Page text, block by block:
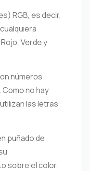
RGB, es decir,
Verde y
números
no hay
las letras
puñado de
sobre el color,